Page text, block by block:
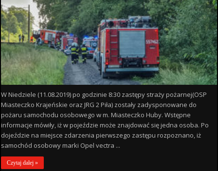
W Niedziele (11.08.2019) po godzinie 8:30 zastępy straży pożarnej(OSP
Miasteczko Krajeńskie oraz JRG 2 Piła) zostały zadysponowane do
pożaru samochodu osobowego w m. Miasteczko Huby. Wstępne
informacje mówiły, iż w pojeździe może znajdować się jedna osoba. Po
dojeździe na miejsce zdarzenia pierwszego zastępu rozpoznano, iż
samochód osobowy marki Opel vectra ...
Czytaj dalej »